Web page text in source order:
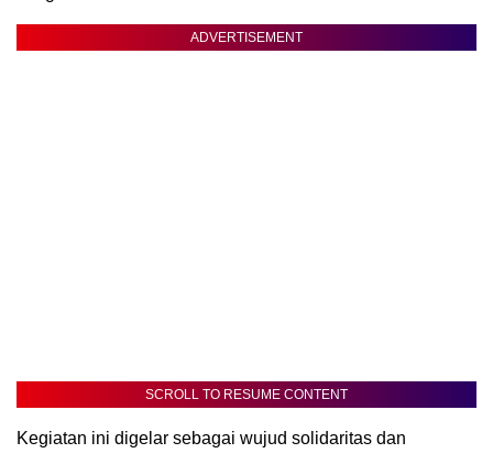
ADVERTISEMENT
SCROLL TO RESUME CONTENT
Kegiatan ini digelar sebagai wujud solidaritas dan